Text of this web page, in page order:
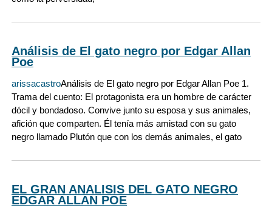
Análisis de El gato negro por Edgar Allan
Poe
arissacastroAnálisis de El gato negro por Edgar Allan Poe 1.
Trama del cuento: El protagonista era un hombre de carácter
dócil y bondadoso. Convive junto su esposa y sus animales,
afición que comparten. Él tenía más amistad con su gato
negro llamado Plutón que con los demás animales, el gato
EL GRAN ANALISIS DEL GATO NEGRO
EDGAR ALLAN POE